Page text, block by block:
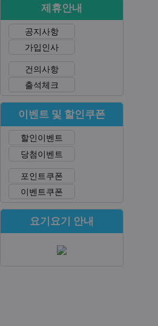
제휴안내
공지사항
가입인사
건의사항
출석체크
이벤트 및 할인쿠폰
할인이벤트
당첨이벤트
포인트쿠폰
이벤트쿠폰
요기요기 안내